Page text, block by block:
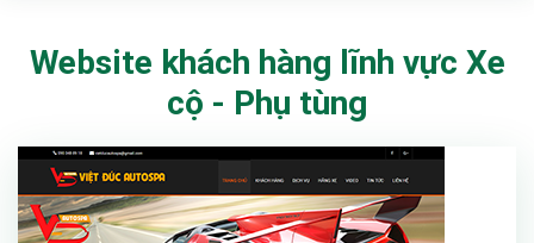
Website khách hàng lĩnh vực Xe
cộ - Phụ tùng